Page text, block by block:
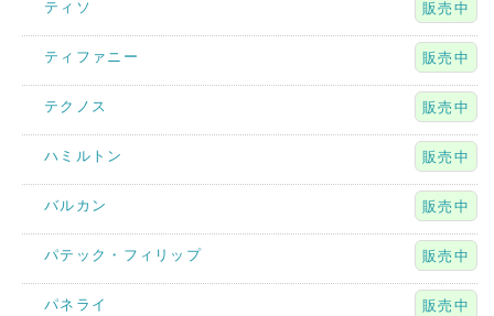
ティソ 販売中
ティファニー 販売中
テクノス 販売中
ハミルトン 販売中
バルカン 販売中
パテック・フィリップ 販売中
パネライ 販売中